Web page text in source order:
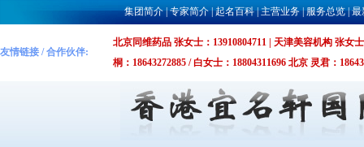
集团简介|专家简介|起名百科|主营业务|服务总览|最
友情链接 / 合作伙伴:
北京同维药品 张女士：13910804711 | 天津美容机构 张女
桐：18643272885 / 白女士：18804311696 北京 灵君：